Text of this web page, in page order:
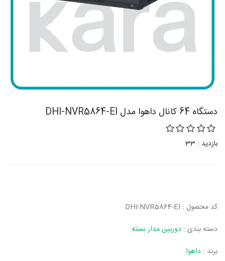
دستگاه 64 کانال داهوا مدل DHI-NVR5864-EI
بازدید : 33
کد محصول : DHI-NVR5864-EI
دسته بندی : دوربین مدار بسته
برند : داهوا